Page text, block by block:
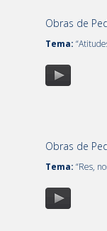
Obras de
Tema:
Obras de
Tema: “Res,